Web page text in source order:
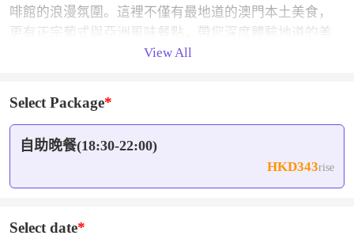
啡館的浪漫氛圍。這裡不僅有最地道的澳門本土美食，
更有正宗葡式與亞洲風味餐點，帶您深度體驗地道的美
View All
Select Package
自助晚餐(18:30-22:00)
HKD343rise
Select date